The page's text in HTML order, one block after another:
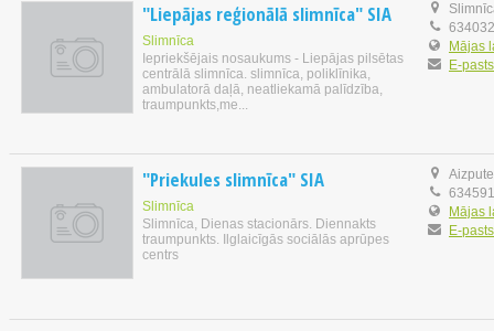
"Liepājas reģionālā slimnīca" SIA
Slimnīca
Iepriekšējais nosaukums - Liepājas pilsētas
centrālā slimnīca. slimnīca, poliklīnika,
ambulatorā daļā, neatliekamā palīdzība,
traumpunkts,me...
Mājas
E-pasts
"Priekules slimnīca" SIA
Slimnīca
Slimnīca, Dienas stacionārs. Diennakts
traumpunkts. Ilglaicīgās sociālās aprūpes
centrs
Mājas
E-pasts